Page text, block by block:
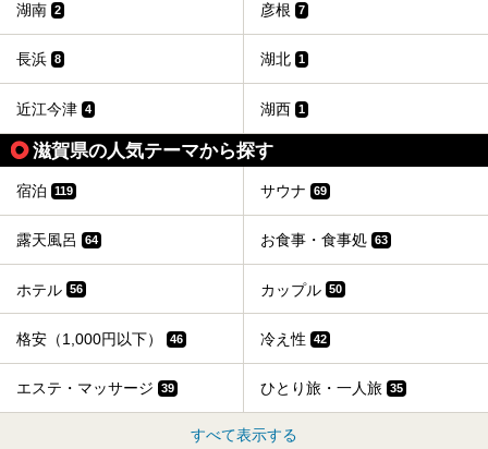
湖南 2 彦根 7
長浜 8 湖北 1
近江今津 4 湖西 1
滋賀県の人気テーマから探す
宿泊 119 サウナ 69
露天風呂 64 お食事・食事処 63
ホテル 56 カップル 50
格安（1,000円以下） 46 冷え性 42
エステ・マッサージ 39 ひとり旅・一人旅 35
すべて表示する